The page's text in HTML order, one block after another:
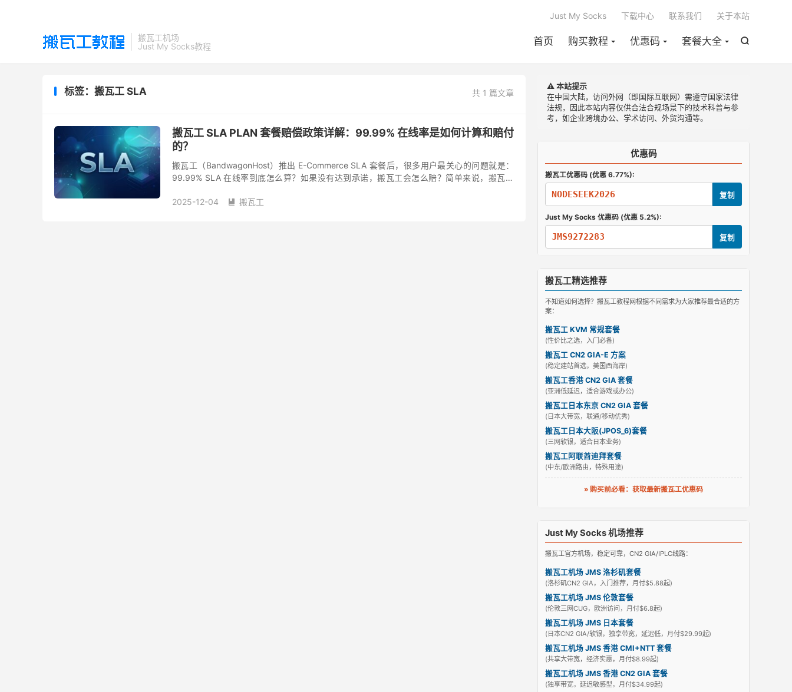
搬瓦工机场
Just My Socks教程

首页 购买教程 优惠码 套餐大全
Just My Socks 下载中心 联系我们 关于本站
共 1 篇文章
标签：搬瓦工 SLA
搬瓦工 SLA PLAN 套餐赔偿政策详解：99.99% 在线率是如何计算和赔付
的？
搬瓦工（BandwagonHost）推出 E-Commerce SLA 套餐后，很多用户最关心的问题就是：
99.99% SLA 在线率到底怎么算？如果没有达到承诺，搬瓦工会怎么赔？简单来说，搬瓦工
2025-12-04
 搬瓦工
⚠️ 本站提示
在中国大陆，访问外网（即国际互联网）需遵守国家法律
法规，因此本站内容仅供合法合规场景下的技术科普与参
考，如企业跨境办公、学术访问、外贸沟通等。
优惠码
搬瓦工优惠码 (优惠 6.77%):
NODESEEK2026 复制
Just My Socks 优惠码 (优惠 5.2%):
JMS9272283 复制
搬瓦工精选推荐
不知道如何选择？搬瓦工教程网根据不同需求为大家推荐最合适的方
案：
搬瓦工 KVM 常规套餐
(性价比之选，入门必备)
搬瓦工 CN2 GIA-E 方案
(稳定建站首选，美国西海岸)
搬瓦工香港 CN2 GIA 套餐
(亚洲低延迟，适合游戏或办公)
搬瓦工日本东京 CN2 GIA 套餐
(日本大带宽，联通/移动优秀)
搬瓦工日本大阪(JPOS_6)套餐
(三网软银，适合日本业务)
搬瓦工阿联酋迪拜套餐
(中东/欧洲路由，特殊用途)
» 购买前必看：获取最新搬瓦工优惠码
Just My Socks 机场推荐
搬瓦工官方机场，稳定可靠，CN2 GIA/IPLC线路：
搬瓦工机场 JMS 洛杉矶套餐
(洛杉矶CN2 GIA，入门推荐，月付$5.88起)
搬瓦工机场 JMS 伦敦套餐
(伦敦三网CUG，欧洲访问，月付$6.8起)
搬瓦工机场 JMS 日本套餐
(日本CN2 GIA/软银，独享带宽，延迟低，月付$29.99起)
搬瓦工机场 JMS 香港 CMI+NTT 套餐
(共享大带宽，经济实惠，月付$8.99起)
搬瓦工机场 JMS 香港 CN2 GIA 套餐
(独享带宽，延迟敏感型，月付$34.99起)